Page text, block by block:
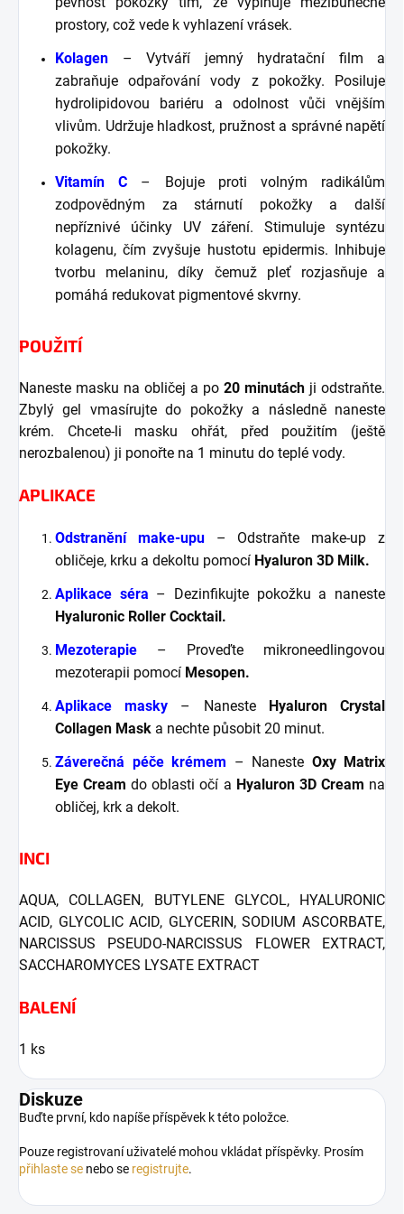
prostory, což vede k vyhlazení vrásek.
Kolagen – Vytváří jemný hydratační film a
zabraňuje odpařování vody z pokožky. Posiluje
hydrolipidovou bariéru a odolnost vůči vnějším
vlivům. Udržuje hladkost, pružnost a správné napětí
pokožky.
Vitamín C – Bojuje proti volným radikálům
zodpovědným za stárnutí pokožky a další
nepříznivé účinky UV záření. Stimuluje syntézu
kolagenu, čím zvyšuje hustotu epidermis. Inhibuje
tvorbu melaninu, díky čemuž pleť rozjasňuje a
pomáhá redukovat pigmentové skvrny.
POUŽITÍ
Naneste masku na obličej a po 20 minutách ji odstraňte.
Zbylý gel vmasírujte do pokožky a následně naneste
krém. Chcete-li masku ohřát, před použitím (ještě
nerozbalenou) ji ponořte na 1 minutu do teplé vody.
APLIKACE
Odstranění make-upu
– Odstraňte make-up z
obličeje, krku a dekoltu pomocí Hyaluron 3D Milk.
Aplikace séra – Dezinfikujte pokožku a naneste
Hyaluronic Roller Cocktail.
Mezoterapie – Proveďte mikroneedlingovou
mezoterapii pomocí Mesopen.
Aplikace masky – Naneste
Hyaluron Crystal
Collagen Mask a nechte působit 20 minut.
Záverečná péče krémem – Naneste Oxy Matrix
Eye Cream do oblasti očí a Hyaluron 3D Cream na
obličej, krk a dekolt.
INCI
AQUA, COLLAGEN, BUTYLENE GLYCOL, HYALURONIC
ACID, GLYCOLIC ACID, GLYCERIN, SODIUM ASCORBATE,
NARCISSUS PSEUDO-NARCISSUS FLOWER EXTRACT,
SACCHAROMYCES LYSATE EXTRACT
BALENÍ
1 ks
Diskuze
Buďte první, kdo napíše příspěvek k této položce.
Pouze registrovaní uživatelé mohou vkládat příspěvky. Prosím
přihlaste se nebo se registrujte.